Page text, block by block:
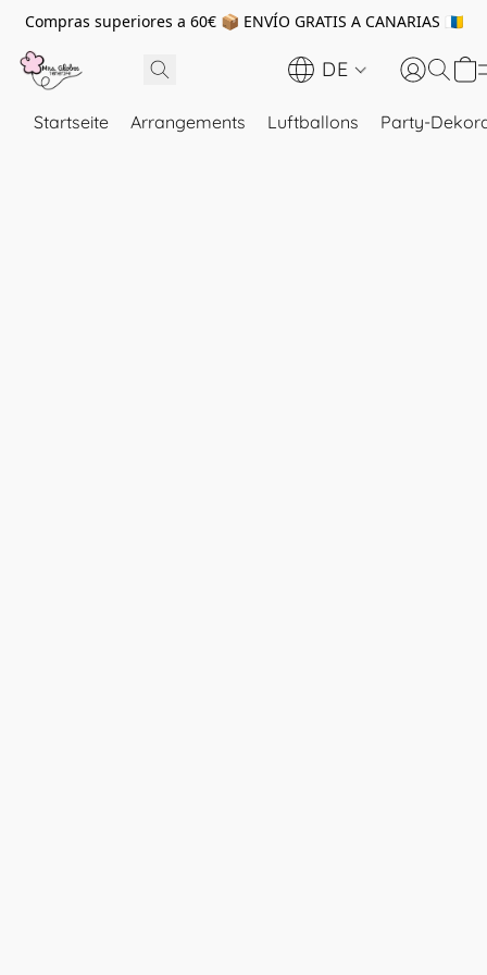
Compras superiores a 60€ 📦 ENVÍO GRATIS A CANARIAS 🇮🇨
DE
Startseite Arrangements Luftballons Party-